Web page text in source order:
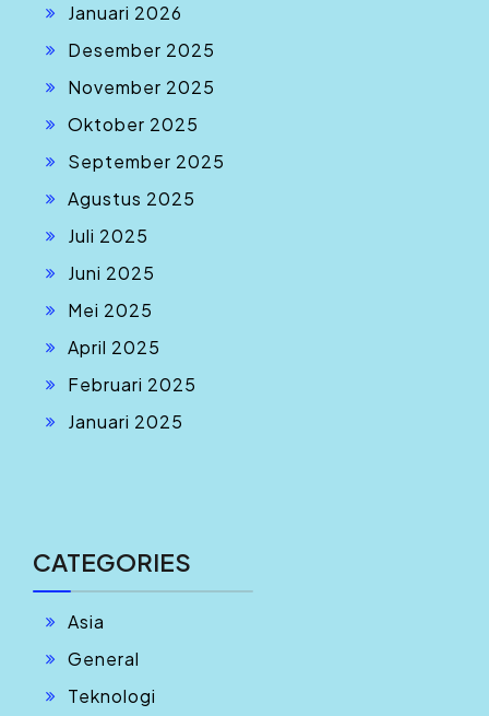
Januari 2026
Desember 2025
November 2025
Oktober 2025
September 2025
Agustus 2025
Juli 2025
Juni 2025
Mei 2025
April 2025
Februari 2025
Januari 2025
CATEGORIES
Asia
General
Teknologi